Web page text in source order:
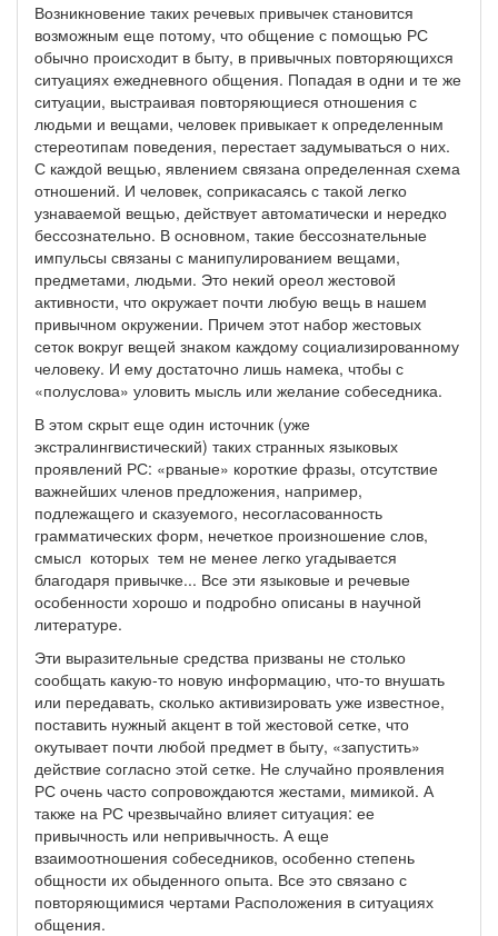
Возникновение таких речевых привычек становится
возможным еще потому, что общение с помощью РС
обычно происходит в быту, в привычных повторяющихся
ситуациях ежедневного общения. Попадая в одни и те же
ситуации, выстраивая повторяющиеся отношения с
людьми и вещами, человек привыкает к определенным
стереотипам поведения, перестает задумываться о них.
С каждой вещью, явлением связана определенная схема
отношений. И человек, соприкасаясь с такой легко
узнаваемой вещью, действует автоматически и нередко
бессознательно. В основном, такие бессознательные
импульсы связаны с манипулированием вещами,
предметами, людьми. Это некий ореол жестовой
активности, что окружает почти любую вещь в нашем
привычном окружении. Причем этот набор жестовых
сеток вокруг вещей знаком каждому социализированному
человеку. И ему достаточно лишь намека, чтобы с
«полуслова» уловить мысль или желание собеседника.
В этом скрыт еще один источник (уже
экстралингвистический) таких странных языковых
проявлений РС: «рваные» короткие фразы, отсутствие
важнейших членов предложения, например,
подлежащего и сказуемого, несогласованность
грамматических форм, нечеткое произношение слов,
смысл которых тем не менее легко угадывается
благодаря привычке... Все эти языковые и речевые
особенности хорошо и подробно описаны в научной
литературе.
Эти выразительные средства призваны не столько
сообщать какую-то новую информацию, что-то внушать
или передавать, сколько активизировать уже известное,
поставить нужный акцент в той жестовой сетке, что
окутывает почти любой предмет в быту, «запустить»
действие согласно этой сетке. Не случайно проявления
РС очень часто сопровождаются жестами, мимикой. А
также на РС чрезвычайно влияет ситуация: ее
привычность или непривычность. А еще
взаимоотношения собеседников, особенно степень
общности их обыденного опыта. Все это связано с
повторяющимися чертами Расположения в ситуациях
общения.